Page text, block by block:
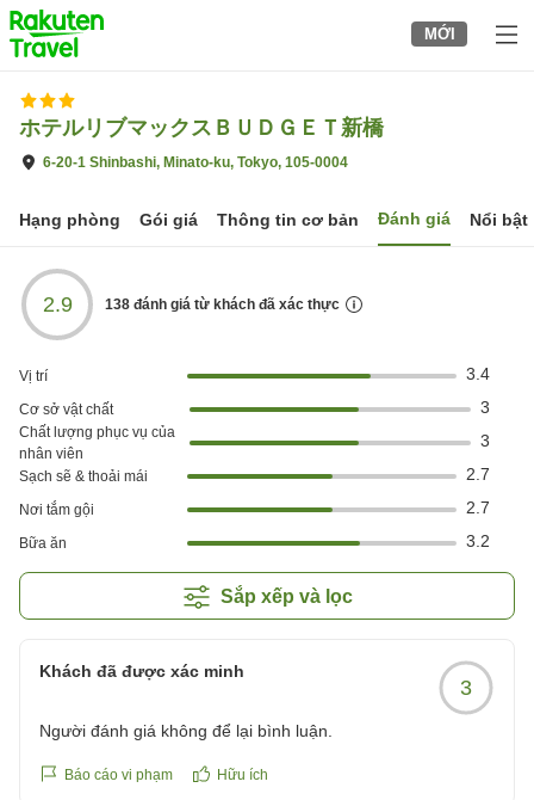
to
top
page
MỚI
ホテルリブマックスＢＵＤＧＥＴ新橋
6-20-1 Shinbashi, Minato-ku, Tokyo, 105-0004
Hạng phòng Gói giá Thông tin cơ bản Đánh giá Nổi bật
2.9 138 đánh giá từ khách đã xác thực
Vị trí 3.4
Cơ sở vật chất 3
Chất lượng phục vụ của
nhân viên
3
Sạch sẽ & thoải mái 2.7
Nơi tắm gội 2.7
Bữa ăn 3.2
Sắp xếp và lọc
Khách đã được xác minh
3
Người đánh giá không để lại bình luận.
Báo cáo vi phạm Hữu ích